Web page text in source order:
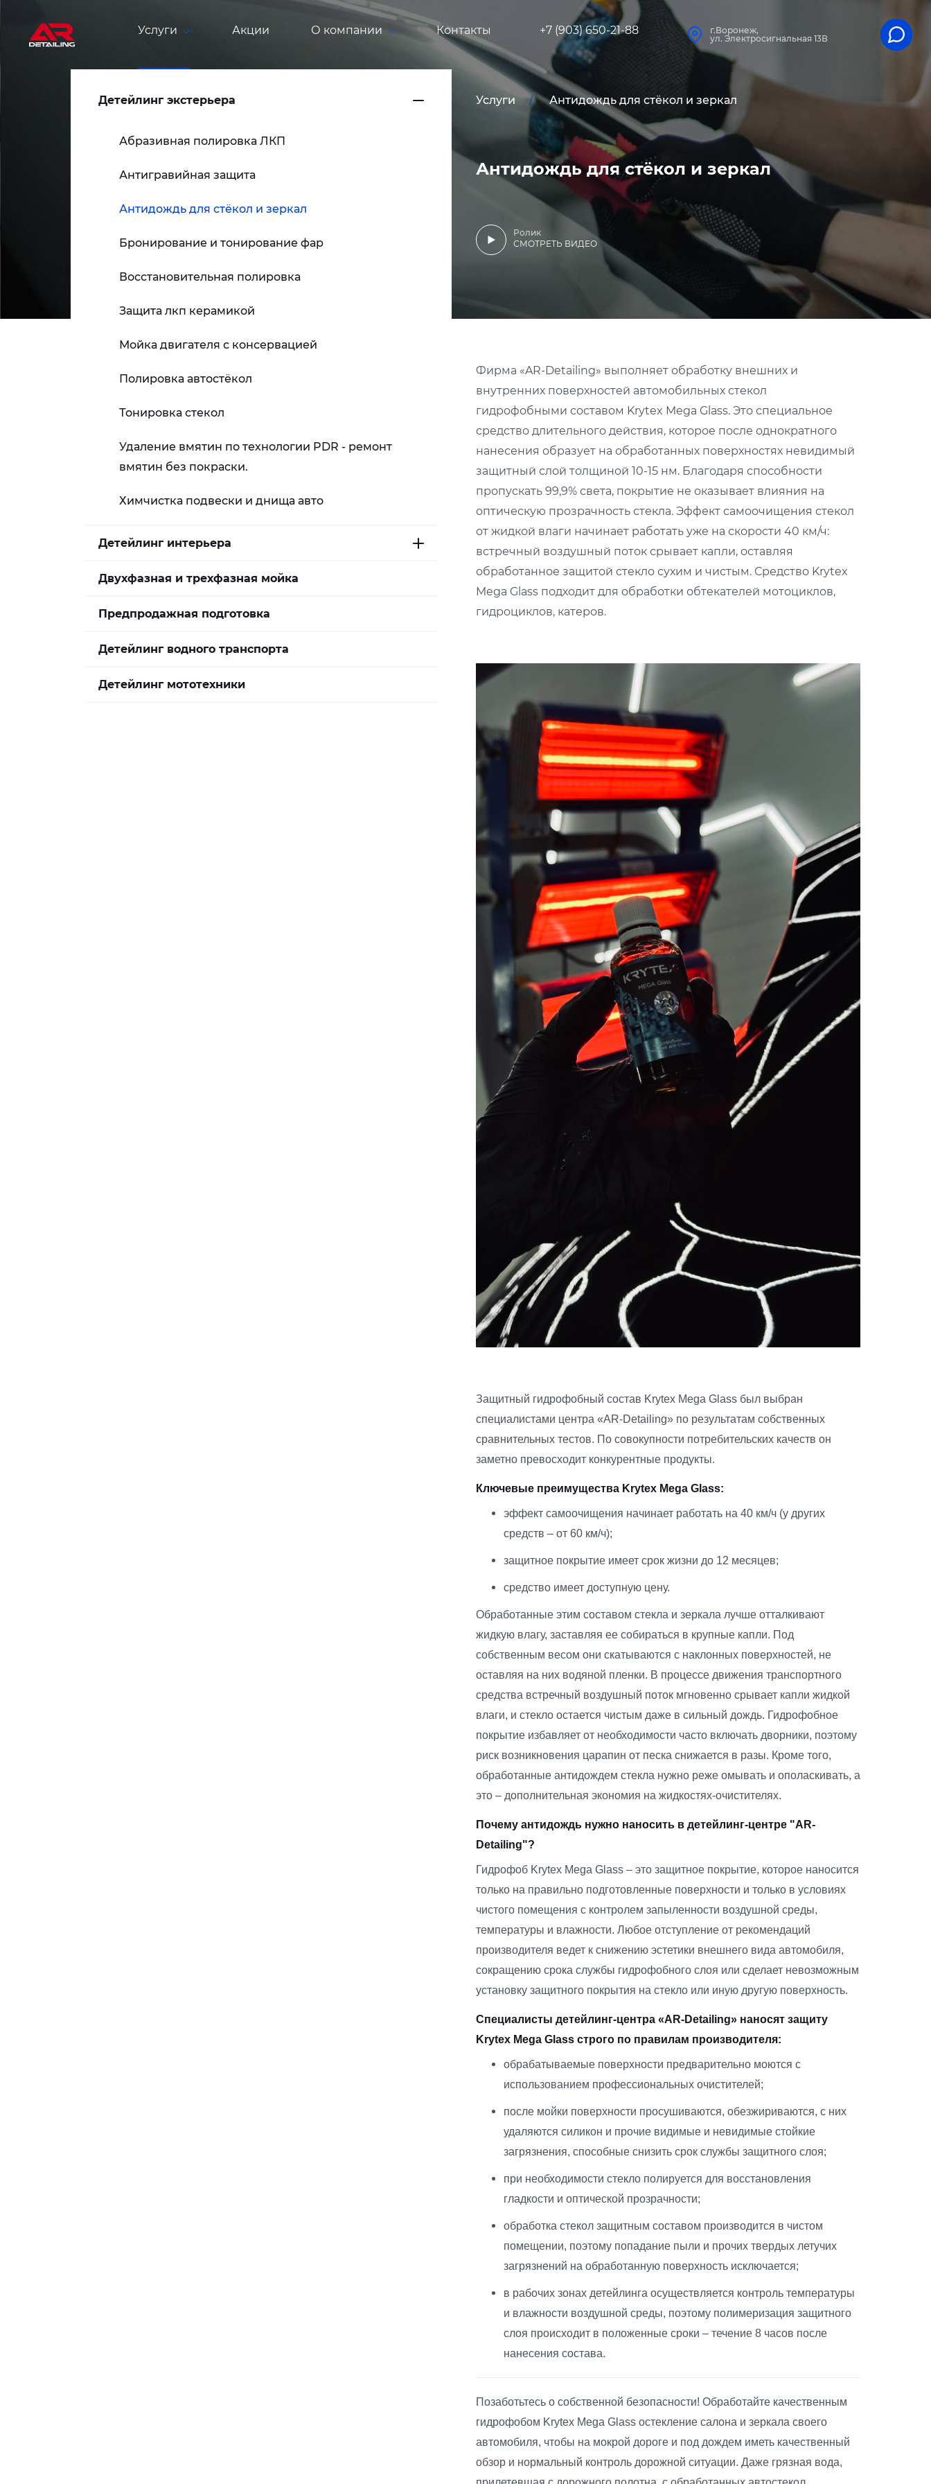
Услуги Акции О компании Контакты +7 (903) 650-21-88
г.Воронеж,
ул. Электросигнальная 13В
Детейлинг экстерьера
Абразивная полировка ЛКП
Антигравийная защита
Антидождь для стёкол и зеркал
Бронирование и тонирование фар
Восстановительная полировка
Защита лкп керамикой
Мойка двигателя с консервацией
Полировка автостёкол
Тонировка стекол
Удаление вмятин по технологии PDR - ремонт
вмятин без покраски.
Химчистка подвески и днища авто
Детейлинг интерьера
Двухфазная и трехфазная мойка
Предпродажная подготовка
Детейлинг водного транспорта
Детейлинг мототехники
Услуги Антидождь для стёкол и зеркал
Антидождь для стёкол и зеркал
Ролик
СМОТРЕТЬ ВИДЕО
Фирма «AR-Detailing» выполняет обработку внешних и
внутренних поверхностей автомобильных стекол
гидрофобными составом Krytex Mega Glass. Это специальное
средство длительного действия, которое после однократного
нанесения образует на обработанных поверхностях невидимый
защитный слой толщиной 10-15 нм. Благодаря способности
пропускать 99,9% света, покрытие не оказывает влияния на
оптическую прозрачность стекла. Эффект самоочищения стекол
от жидкой влаги начинает работать уже на скорости 40 км/ч:
встречный воздушный поток срывает капли, оставляя
обработанное защитой стекло сухим и чистым. Средство Krytex
Mega Glass подходит для обработки обтекателей мотоциклов,
гидроциклов, катеров.
Защитный гидрофобный состав Krytex Mega Glass был выбран
специалистами центра «AR-Detailing» по результатам собственных
сравнительных тестов. По совокупности потребительских качеств он
заметно превосходит конкурентные продукты.
Ключевые преимущества Krytex Mega Glass:
эффект самоочищения начинает работать на 40 км/ч (у других
средств – от 60 км/ч);
защитное покрытие имеет срок жизни до 12 месяцев;
средство имеет доступную цену.
Обработанные этим составом стекла и зеркала лучше отталкивают
жидкую влагу, заставляя ее собираться в крупные капли. Под
собственным весом они скатываются с наклонных поверхностей, не
оставляя на них водяной пленки. В процессе движения транспортного
средства встречный воздушный поток мгновенно срывает капли жидкой
влаги, и стекло остается чистым даже в сильный дождь. Гидрофобное
покрытие избавляет от необходимости часто включать дворники, поэтому
риск возникновения царапин от песка снижается в разы. Кроме того,
обработанные антидождем стекла нужно реже омывать и ополаскивать, а
это – дополнительная экономия на жидкостях-очистителях.
Почему антидождь нужно наносить в детейлинг-центре "AR-
Detailing"?
Гидрофоб Krytex Mega Glass – это защитное покрытие, которое наносится
только на правильно подготовленные поверхности и только в условиях
чистого помещения с контролем запыленности воздушной среды,
температуры и влажности. Любое отступление от рекомендаций
производителя ведет к снижению эстетики внешнего вида автомобиля,
сокращению срока службы гидрофобного слоя или сделает невозможным
установку защитного покрытия на стекло или иную другую поверхность.
Специалисты детейлинг-центра «AR-Detailing» наносят защиту
Krytex Mega Glass строго по правилам производителя:
обрабатываемые поверхности предварительно моются с
использованием профессиональных очистителей;
после мойки поверхности просушиваются, обезжириваются, с них
удаляются силикон и прочие видимые и невидимые стойкие
загрязнения, способные снизить срок службы защитного слоя;
при необходимости стекло полируется для восстановления
гладкости и оптической прозрачности;
обработка стекол защитным составом производится в чистом
помещении, поэтому попадание пыли и прочих твердых летучих
загрязнений на обработанную поверхность исключается;
в рабочих зонах детейлинга осуществляется контроль температуры
и влажности воздушной среды, поэтому полимеризация защитного
слоя происходит в положенные сроки – течение 8 часов после
нанесения состава.
Позаботьтесь о собственной безопасности! Обработайте качественным
гидрофобом Krytex Mega Glass остекление салона и зеркала своего
автомобиля, чтобы на мокрой дороге и под дождем иметь качественный
обзор и нормальный контроль дорожной ситуации. Даже грязная вода,